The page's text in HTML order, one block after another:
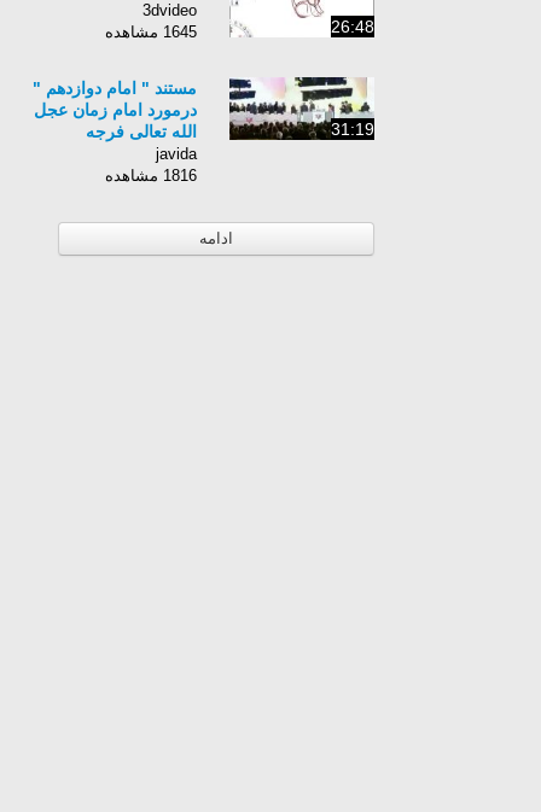
26:48
3dvideo
1645 مشاهده
31:19
مستند " امام دوازدهم "
درمورد امام زمان عجل
الله تعالی فرجه
Imam
javida
1816 مشاهده
ادامه